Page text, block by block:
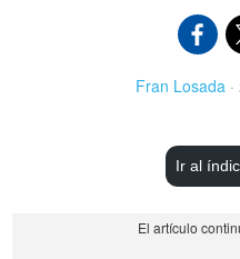
Fran Losada ·
Ir al